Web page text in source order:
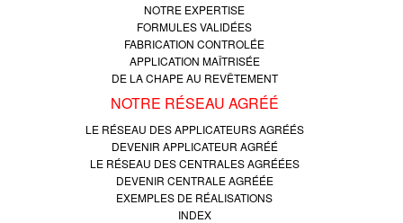
NOTRE EXPERTISE
FORMULES VALIDÉES
FABRICATION CONTROLÉE
APPLICATION MAÎTRISÉE
DE LA CHAPE AU REVÊTEMENT
NOTRE RÉSEAU AGRÉÉ
LE RÉSEAU DES APPLICATEURS AGRÉÉS
DEVENIR APPLICATEUR AGRÉÉ
LE RÉSEAU DES CENTRALES AGRÉÉES
DEVENIR CENTRALE AGRÉÉE
EXEMPLES DE RÉALISATIONS
INDEX